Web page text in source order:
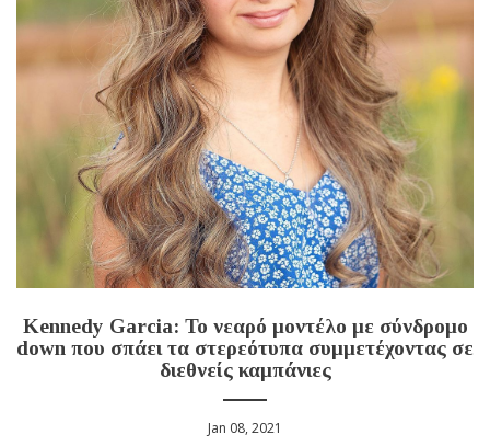
Kennedy Garcia: Το νεαρό μοντέλο με σύνδρομο
down που σπάει τα στερεότυπα συμμετέχοντας σε
διεθνείς καμπάνιες
Jan 08, 2021